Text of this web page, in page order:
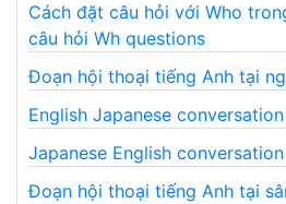
Cách đặt câu hỏi với Who
câu hỏi Wh questions
Đoạn hội thoại tiếng Anh tại
English Japanese
Japanese English
Đoạn hội thoại tiếng Anh tại